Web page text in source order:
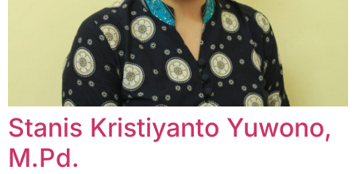
Stanis Kristiyanto Yuwono,
M.Pd.